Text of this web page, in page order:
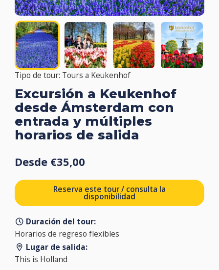
Tipo de tour: Tours a Keukenhof
Excursión a Keukenhof
desde Ámsterdam con
entrada y múltiples
horarios de salida
Desde €35,00
Reserva este tour / consulta la
disponibilidad
Duración del tour:
Horarios de regreso flexibles
Lugar de salida:
This is Holland